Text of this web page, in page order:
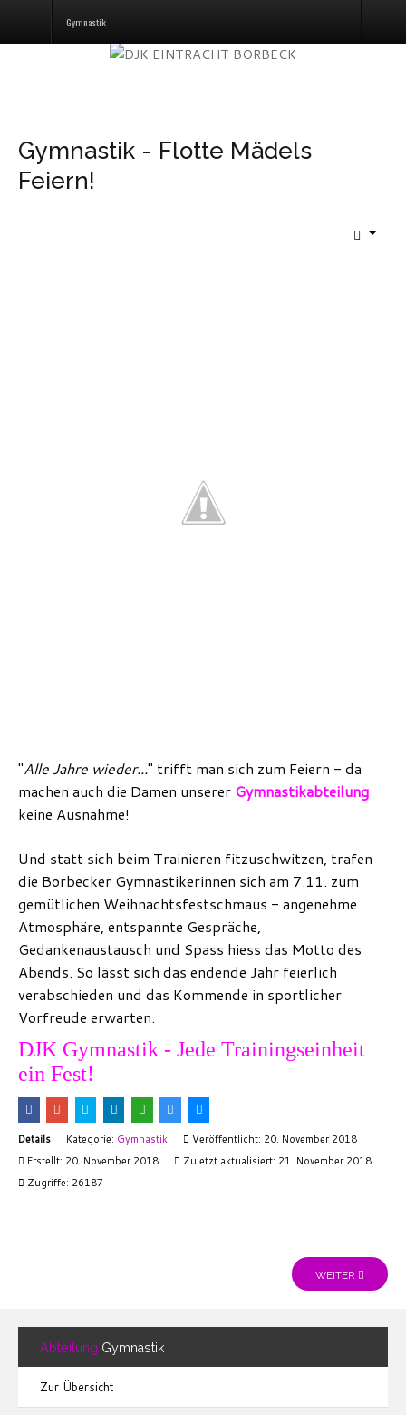
Gymnastik
Gymnastik - Flotte Mädels
Feiern!
"Alle Jahre wieder..." trifft man sich zum Feiern - da
machen auch die Damen unserer Gymnastikabteilung
keine Ausnahme!
Und statt sich beim Trainieren fitzuschwitzen, trafen
die Borbecker Gymnastikerinnen sich am 7.11. zum
gemütlichen Weihnachtsfestschmaus - angenehme
Atmosphäre, entspannte Gespräche,
Gedankenaustausch und Spass hiess das Motto des
Abends. So lässt sich das endende Jahr feierlich
verabschieden und das Kommende in sportlicher
Vorfreude erwarten.
DJK Gymnastik - Jede Trainingseinheit
ein Fest!
Details Kategorie: Gymnastik
Veröffentlicht: 20. November 2018
Erstellt: 20. November 2018
Zuletzt aktualisiert: 21. November 2018
Zugriffe: 26187
WEITER
Abteilung Gymnastik
Zur Übersicht